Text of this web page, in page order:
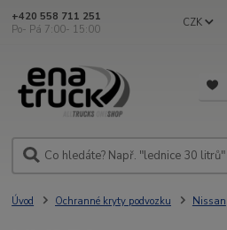
CZK
+420 558 711 251
Po- Pá 7:00- 15:00
Úvod Ochranné kryty podvozku Nissan